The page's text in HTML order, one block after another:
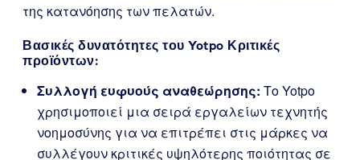
της κατανόησης των πελατών.
Βασικές δυνατότητες του Yotpo Κριτικές
προϊόντων:
Συλλογή ευφυούς αναθεώρησης: Το Yotpo
χρησιμοποιεί μια σειρά εργαλείων τεχνητής
νοημοσύνης για να επιτρέπει στις μάρκες να
συλλέγουν κριτικές υψηλότερης ποιότητας σε